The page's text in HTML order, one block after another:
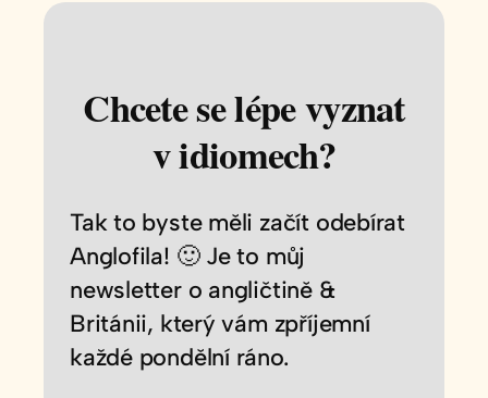
Chcete se lépe vyznat
v idiomech?
Tak to byste měli začít odebírat
Anglofila! 🙂 Je to můj
newsletter o angličtině &
Británii, který vám zpříjemní
každé pondělní ráno.